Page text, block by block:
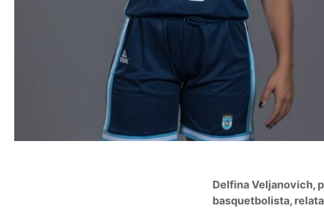
Delfina Veljanovich,
basquetbolista,